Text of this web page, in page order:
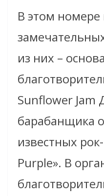
В этом номере
из них –
Sunflower Jam
барабанщика
известных
Purple». В